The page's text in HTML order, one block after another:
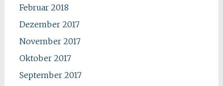
Februar 2018
Dezember 2017
November 2017
Oktober 2017
September 2017